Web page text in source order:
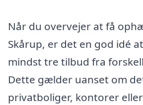
Når du overvejer at få
Skårup, er det en god idé
mindst tre tilbud fra
Dette gælder uanset om
privatboliger, kontorer